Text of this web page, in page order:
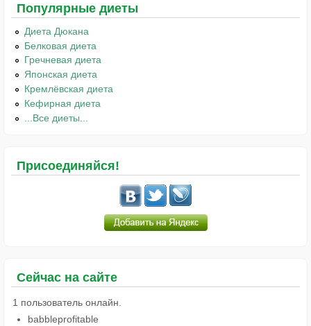
Популярные диеты
Диета Дюкана
Белковая диета
Гречневая диета
Японская диета
Кремлёвская диета
Кефирная диета
...Все диеты...
Присоединяйся!
Сейчас на сайте
1 пользователь онлайн.
babbleprofitable